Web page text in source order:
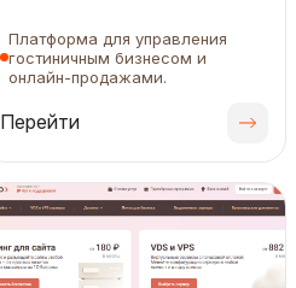
Платформа для управления
гостиничным бизнесом и
онлайн-продажами.
Перейти